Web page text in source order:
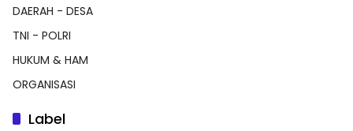
DAERAH - DESA
TNI - POLRI
HUKUM & HAM
ORGANISASI
Label